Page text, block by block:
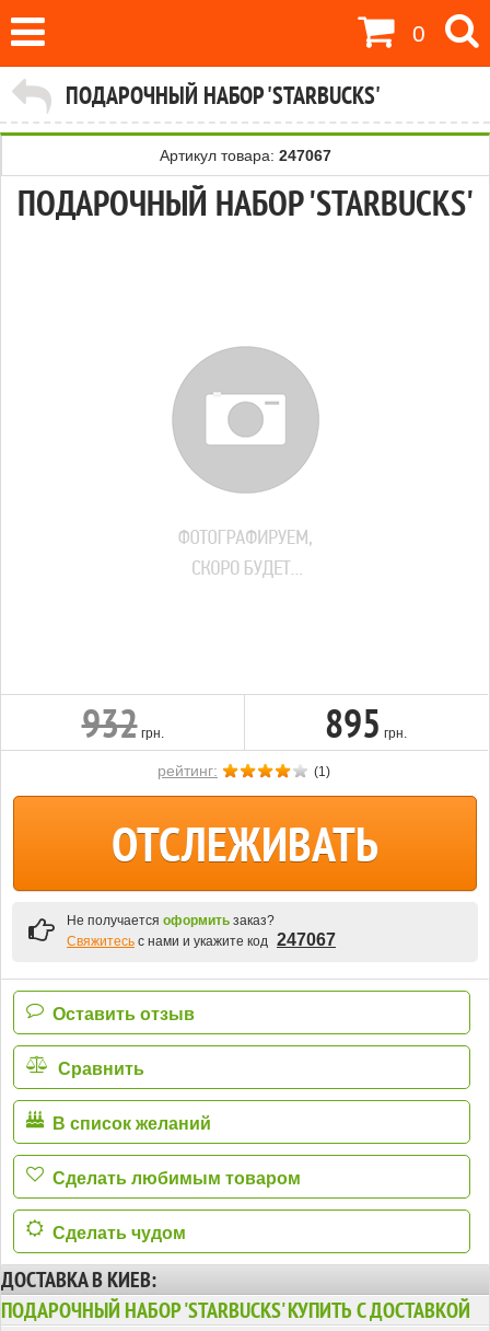
Артикул товара: 247067
ПОДАРОЧНЫЙ НАБОР 'STARBUCKS'
932 грн. 895 грн.
рейтинг: (1)
ОТСЛЕЖИВАТЬ
Не получается оформить заказ?
Свяжитесь с нами и укажите код 247067
Оставить отзыв
Сравнить
В список желаний
Сделать любимым товаром
Сделать чудом
ДОСТАВКА В КИЕВ:
ПОДАРОЧНЫЙ НАБОР 'STARBUCKS' КУПИТЬ С ДОСТАВКОЙ
0
ПОДАРОЧНЫЙ НАБОР 'STARBUCKS'